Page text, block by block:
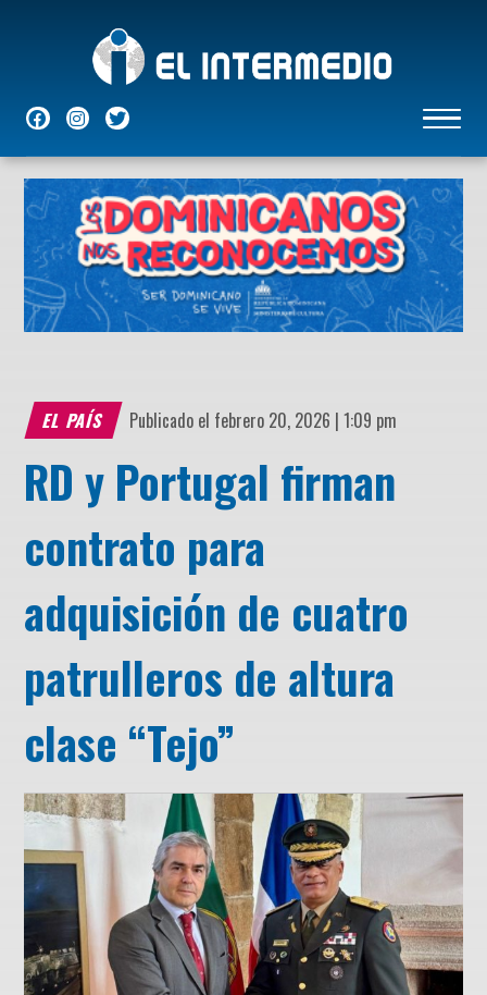
NACIONALES INTERNACIONALESECONÓMICASDEPORTES ENTRETENIMIENTO
EL PAÍS Publicado el febrero 20, 2026 | 1:09 pm
RD y Portugal firman
contrato para
adquisición de cuatro
patrulleros de altura
clase “Tejo”